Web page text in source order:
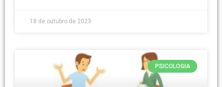
18 de outubro de 2023
PSICOLOGIA